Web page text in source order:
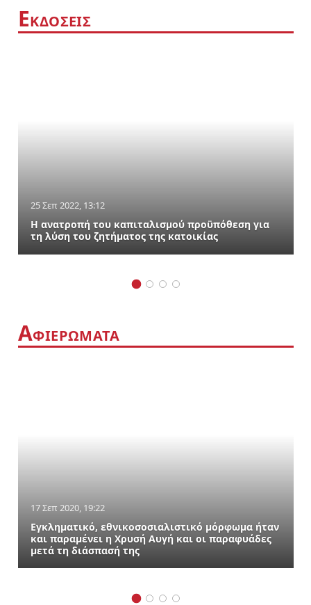
ΕΚΔΟΣΕΙΣ
25 Σεπ 2022, 13:12
Η ανατροπή του καπιταλισμού προϋπόθεση για
τη λύση του ζητήματος της κατοικίας
ΑΦΙΕΡΩΜΑΤΑ
17 Σεπ 2020, 19:22
Εγκληματικό, εθνικοσοσιαλιστικό μόρφωμα ήταν
και παραμένει η Χρυσή Αυγή και οι παραφυάδες
μετά τη διάσπασή της